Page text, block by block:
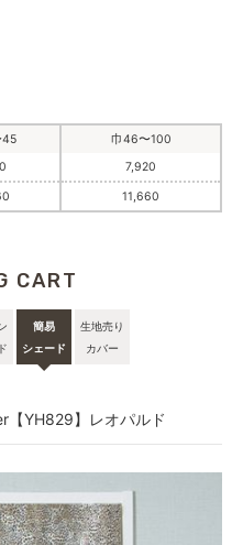
45
巾46〜100
7,920
11,660
CART
簡易
シェード
生地売り
カバー
【YH829】レオパルド